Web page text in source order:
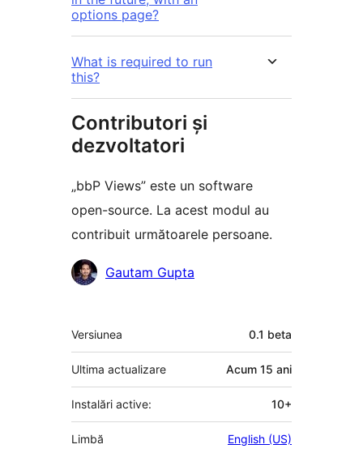
options page?
What is required to run
this?
Contributori și
dezvoltatori
„bbP Views” este un software
open-source. La acest modul au
contribuit următoarele persoane.
Contributori
Gautam Gupta
Meta
Versiunea 0.1 beta
Ultima actualizare Acum 15 ani
Instalări active: 10+
Limbă English (US)